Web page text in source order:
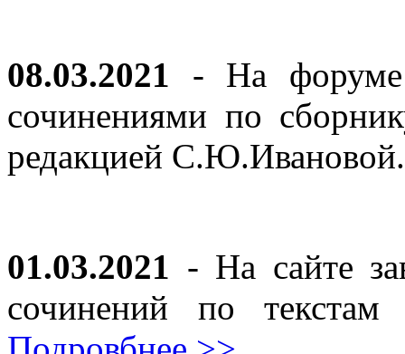
08.03.2021 - На форуме
сочинениями по
редакцией
01.03.2021 - На сайте
сочинений по